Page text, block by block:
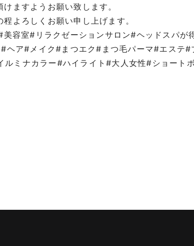
ますようお願い致します。
よろしくお願い申し上げます。
容室#リラクゼーションサロン#ヘッドスパが
ヘア#メイク#まつエク#まつ毛パーマ#エステ
ミナカラー#ハイライト#大人女性#ショート